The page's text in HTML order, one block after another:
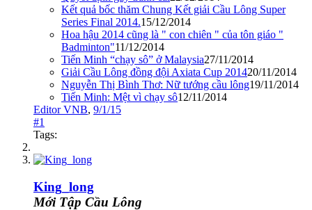
Kết quả bốc thăm Chung Kết giải Cầu Lông Super
Series Final 2014.15/12/2014
Hoa hậu 2014 cũng là " con chiên " của tôn giáo "
Badminton"11/12/2014
Tiến Minh “chạy sô” ở Malaysia27/11/2014
Giải Cầu Lông đồng đội Axiata Cup 201420/11/2014
Nguyễn Thị Bình Thơ: Nữ tướng cầu lông19/11/2014
Tiến Minh: Mệt vì chạy sô12/11/2014
Editor VNB, 9/1/15
#1
Tags:
King_long
Mới Tập Cầu Lông